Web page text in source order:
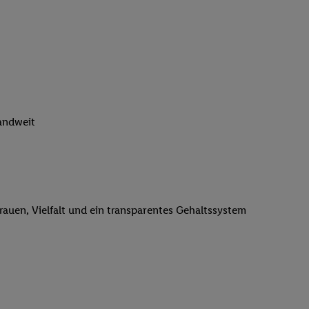
Vielfalt und ein transparentes Gehaltssystem
anhand der IP-
Utiq erstellt. Wir
wiedererkannt
Informationen
unter Einbindung